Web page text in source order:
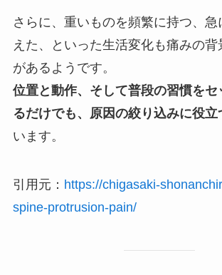
さらに、重いものを頻繁に持つ、急
えた、といった生活変化も痛みの背
があるようです。
位置と動作、そして普段の習慣をセ
るだけでも、原因の絞り込みに役立
います。
引用元： https://chigasaki-
spine-protrusion-pain/